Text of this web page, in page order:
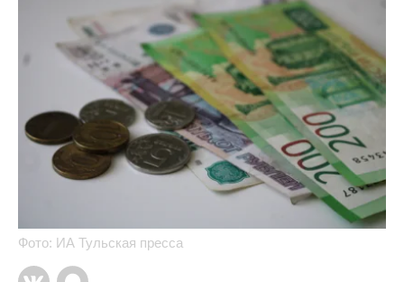
Фото: ИА Тульская пресса